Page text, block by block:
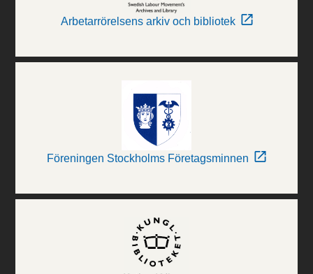
Arbetarrörelsens arkiv och bibliotek
Föreningen Stockholms Företagsminnen